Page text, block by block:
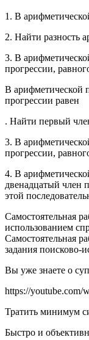
1. В
2. Найти разность
3. В
прогрессии,
В арифметической
прогрессии равен
. Найти первый
3. В
прогрессии,
4. В
двенадцатый член
этой
Самостоятельная
использованием
Самостоятельная
задания поисково-
Вы уже знаете о
https://
Тратить минимум
Быстро и